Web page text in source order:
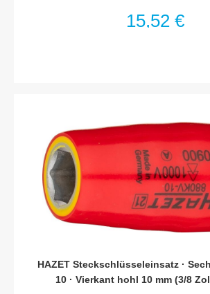
mmSchutzisolierung bis 1000VFür
15,52 €
HAZET Steckschlüsseleinsatz ·
10 · Vierkant hohl 10 mm (3/8